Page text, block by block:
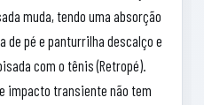
muda, tendo uma absorção
de pé e panturrilha descalço e
com o tênis (Retropé).
impacto transiente não tem